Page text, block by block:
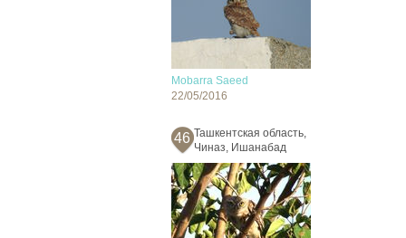
Mobarra Saeed
22/05/2016
46 Ташкентская область,
Чиназ, Ишанабад